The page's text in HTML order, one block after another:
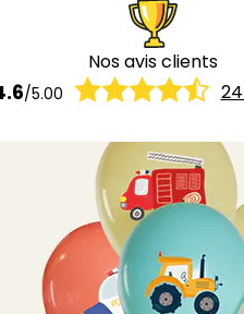
Nos avis clients
/5.00